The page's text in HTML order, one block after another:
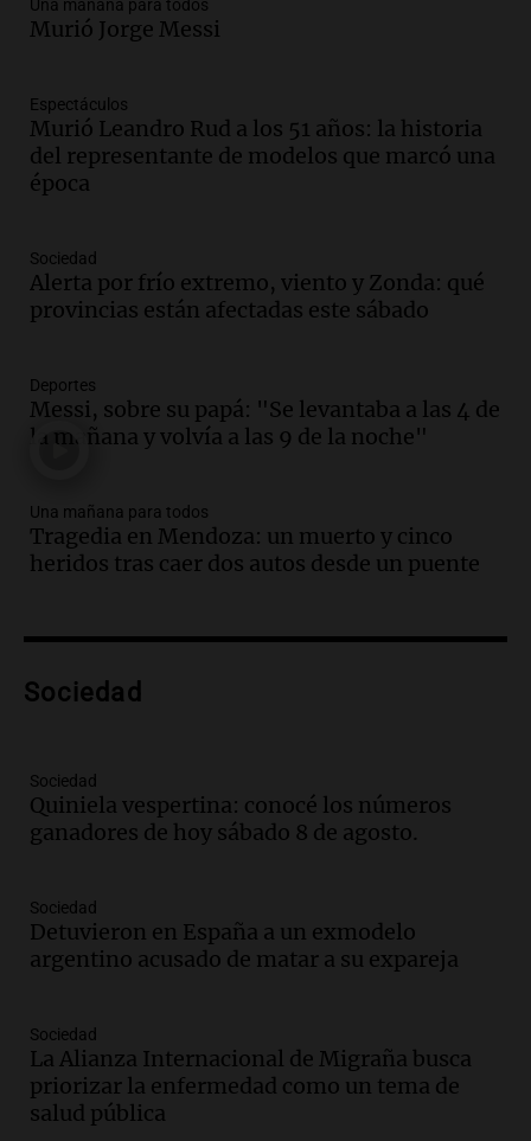
Audio.Ley de Propiedad Privada: el revés
en el Congreso expuso una debilidad
Episodios
Audio.Casabindo se prepara para una
celebración única: 30.000 turistas y el
Episodios
Audio. Borges, abogada de Pourrain:
"Tres hombres se lo llevaron para
Episodios
Audio.Voluntarios limpiaron 9.000
Una mañana para todos
Episodios
Audio.La historia de la servilleta que
contrato de Leo con Barcelona
Episodios
Una mañana para todos
Episodios
Vargas en 2007
Una mañana para todos
Episodios
las nuevas detenciones: "En esa casa
todos tenían algo que ver"
Una mañana para todos
Episodios
Una mañana para todos
Murió Jorge Messi
Espectáculos
Murió Leandro Rud a los 51 años: la historia
del representante de modelos que marcó una
época
Sociedad
Alerta por frío extremo, viento y Zonda: qué
provincias están afectadas este sábado
Deportes
Messi, sobre su papá: "Se levantaba a las 4 de
la mañana y volvía a las 9 de la noche"
Una mañana para todos
Tragedia en Mendoza: un muerto y cinco
heridos tras caer dos autos desde un puente
Sociedad
Sociedad
Quiniela vespertina: conocé los números
ganadores de hoy sábado 8 de agosto.
Sociedad
Detuvieron en España a un exmodelo
argentino acusado de matar a su expareja
Sociedad
La Alianza Internacional de Migraña busca
priorizar la enfermedad como un tema de
salud pública